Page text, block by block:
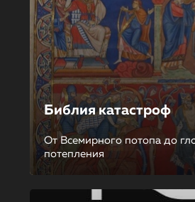
Библия катастроф
От Всемирного потопа до
потепления